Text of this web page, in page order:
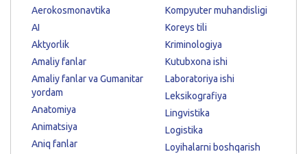
Aerokosmonavtika
AI
Aktyorlik
Amaliy fanlar
Amaliy fanlar va Gumanitar
yordam
Anatomiya
Animatsiya
Aniq fanlar
Kompyuter muhandisligi
Koreys tili
Kriminologiya
Kutubxona ishi
Laboratoriya ishi
Leksikografiya
Lingvistika
Logistika
Loyihalarni boshqarish